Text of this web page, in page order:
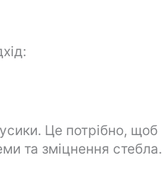
Це потрібно, щоб
та зміцнення стебла.